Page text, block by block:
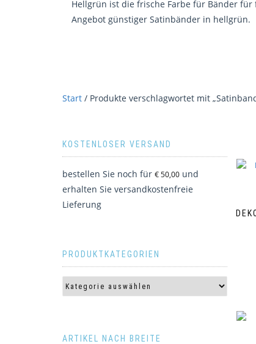
Hellgrün ist die frische Farbe für Bänder
Angebot günstiger Satinbänder in hellgrün.
Start / Produkte verschlagwortet mit
KOSTENLOSER VERSAND
bestellen Sie noch für €50,00 und
erhalten Sie versandkostenfreie
Lieferung
PRODUKTKATEGORIEN
ARTIKEL NACH BREITE